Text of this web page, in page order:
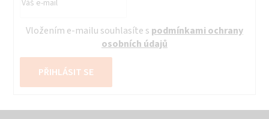
Vložením e-mailu souhlasíte s podmínkami ochrany
osobních údajů
PŘIHLÁSIT SE